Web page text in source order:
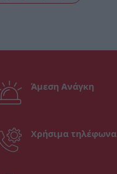
Άμεση Ανάγκη
Χρήσιμα τηλέφωνα